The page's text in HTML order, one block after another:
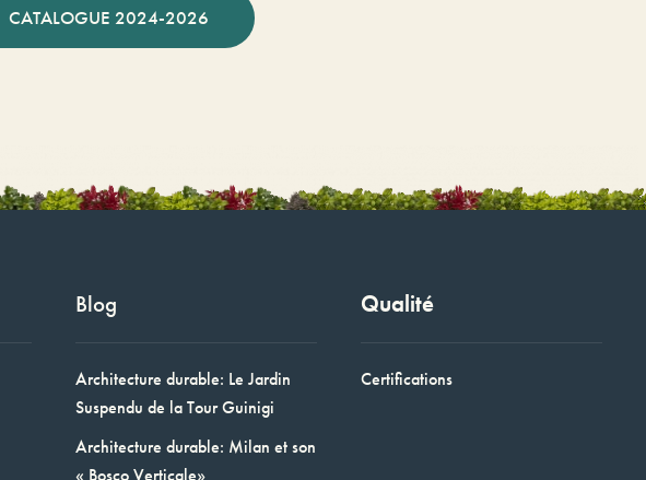
CATALOGUE 2024-2026
Blog
Architecture durable: Le Jardin
Suspendu de la Tour Guinigi
Architecture durable: Milan et son
« Bosco Verticale»
Qualité
Certifications